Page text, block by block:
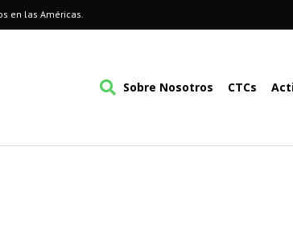
en las Américas.
Sobre Nosotros CTCs